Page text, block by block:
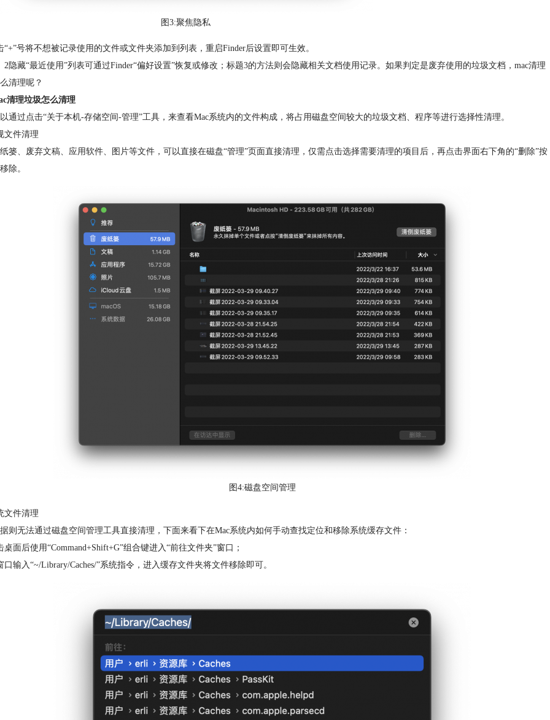
图3:聚焦隐私
“+”号将不想被记录使用的文件或文件夹添加到列表，重启Finder后设置即可生效。
2隐藏“最近使用”列表可通过Finder“偏好设置”恢复或修改；标题3的方法则会隐藏相关文档使用记录。如果判定是废弃使用的垃圾文档，mac清理
清理呢？
清理垃圾怎么清理
通过点击“关于本机-存储空间-管理”工具，来查看Mac系统内的文件构成，将占用磁盘空间较大的垃圾文档、程序等进行选择性清理。
文件清理
篓、废弃文稿、应用软件、图片等文件，可以直接在磁盘“管理”页面直接清理，仅需点击选择需要清理的项目后，再点击界面右下角的“删除”按
除。
图4:磁盘空间管理
文件清理
则无法通过磁盘空间管理工具直接清理，下面来看下在Mac系统内如何手动查找定位和移除系统缓存文件：
桌面后使用“Command+Shift+G”组合键进入“前往文件夹”窗口；
口输入“~/Library/Caches/”系统指令，进入缓存文件夹将文件移除即可。